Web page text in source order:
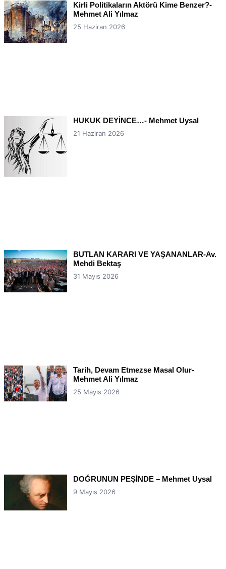
Kirli Politikaların Aktörü Kime Benzer?-
Mehmet Ali Yılmaz
25 Haziran 2026
HUKUK DEYİNCE…- Mehmet Uysal
21 Haziran 2026
BUTLAN KARARI VE YAŞANANLAR-Av.
Mehdi Bektaş
31 Mayıs 2026
Tarih, Devam Etmezse Masal Olur-
Mehmet Ali Yılmaz
25 Mayıs 2026
DOĞRUNUN PEŞİNDE – Mehmet Uysal
9 Mayıs 2026